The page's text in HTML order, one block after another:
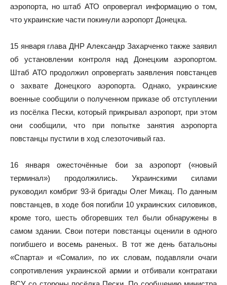
аэропорта, но штаб АТО опровергал информацию о том,
что украинские части покинули аэропорт Донецка.
15 января глава ДНР Александр Захарченко также заявил
об установлении контроля над Донецким аэропортом.
Штаб АТО продолжил опровергать заявления повстанцев
о захвате Донецкого аэропорта. Однако, украинские
военные сообщили о полученном приказе об отступлении
из посёлка Пески, который прикрывал аэропорт, при этом
они сообщили, что при попытке занятия аэропорта
повстанцы пустили в ход слезоточивый газ.
16 января ожесточённые бои за аэропорт («новый
терминал») продолжились. Украинскими силами
руководил комбриг 93-й бригадыОлег Микац. По данным
повстанцев, в ходе боя погибли 10 украинских силовиков,
кроме того, шесть обгоревших тел были обнаружены в
самом здании. Свои потери повстанцы оценили в одного
погибшего и восемь раненых. В тот же день батальоны
«Спарта» и «Сомали», по их словам, подавляли очаги
сопротивления украинской армии и отбивали контратаки